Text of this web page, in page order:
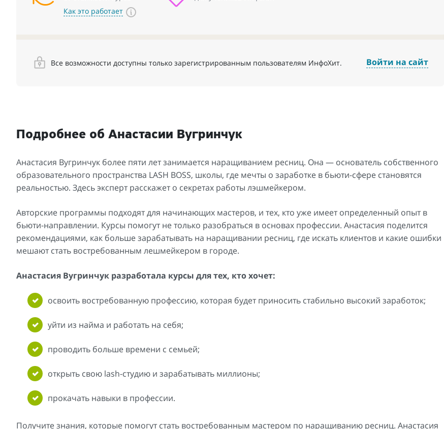
Как это работает
Все возможности доступны только зарегистрированным пользователям ИнфоХит. Войти на сайт
Подробнее об Анастасии Вугринчук
Анастасия Вугринчук более пяти лет занимается наращиванием ресниц. Она — основатель собственного
образовательного пространства LASH BOSS, школы, где мечты о заработке в бьюти-сфере становятся
реальностью. Здесь эксперт расскажет о секретах работы лэшмейкером.
Авторские программы подходят для начинающих мастеров, и тех, кто уже имеет определенный опыт в
бьюти-направлении. Курсы помогут не только разобраться в основах профессии. Анастасия поделится
рекомендациями, как больше зарабатывать на наращивании ресниц, где искать клиентов и какие ошибки
мешают стать востребованным лешмейкером в городе.
Анастасия Вугринчук разработала курсы для тех, кто хочет:
освоить востребованную профессию, которая будет приносить стабильно высокий заработок;
уйти из найма и работать на себя;
проводить больше времени с семьей;
открыть свою lash-студию и зарабатывать миллионы;
прокачать навыки в профессии.
Получите знания, которые помогут стать востребованным мастером по наращиванию ресниц. Анастасия